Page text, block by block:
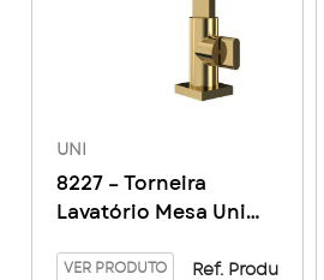
UNI
8227 – Torneira
Lavatório Mesa Uni
VER PRODUTO
Ref. Produ